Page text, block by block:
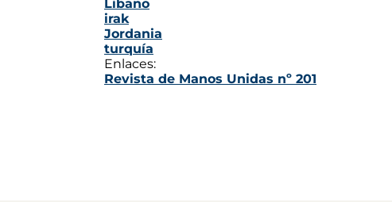
Libano
irak
Jordania
turquía
Enlaces:
Revista de Manos Unidas nº 201